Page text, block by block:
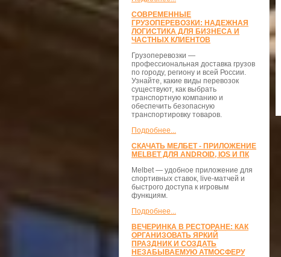
СОВРЕМЕННЫЕ
ГРУЗОПЕРЕВОЗКИ: НАДЕЖНАЯ
ЛОГИСТИКА ДЛЯ БИЗНЕСА И
ЧАСТНЫХ КЛИЕНТОВ
Грузоперевозки —
профессиональная доставка грузов
по городу, региону и всей России.
Узнайте, какие виды перевозок
существуют, как выбрать
транспортную компанию и
обеспечить безопасную
транспортировку товаров.
Подробнее...
СКАЧАТЬ МЕЛБЕТ - ПРИЛОЖЕНИЕ
MELBET ДЛЯ ANDROID, IOS И ПК
Melbet — удобное приложение для
спортивных ставок, live-матчей и
быстрого доступа к игровым
функциям.
Подробнее...
ВЕЧЕРИНКА В РЕСТОРАНЕ: КАК
ОРГАНИЗОВАТЬ ЯРКИЙ
ПРАЗДНИК И СОЗДАТЬ
НЕЗАБЫВАЕМУЮ АТМОСФЕРУ